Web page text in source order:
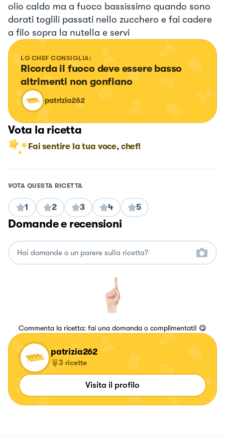
olio caldo ma a fuoco bassissimo quando sono
dorati toglili passati nello zucchero e fai cadere
a filo sopra la nutella e servi
LO CHEF CONSIGLIA:
Ricorda il fuoco deve essere basso
altrimenti non gonfiano
patrizia262
Vota la ricetta
Fai sentire la tua voce, chef!
VOTA QUESTA RICETTA
1 2 3 4 5
Domande e recensioni
Commenta la ricetta: fai una domanda o complimentati! 😋
patrizia262
3 ricette
Visita il profilo